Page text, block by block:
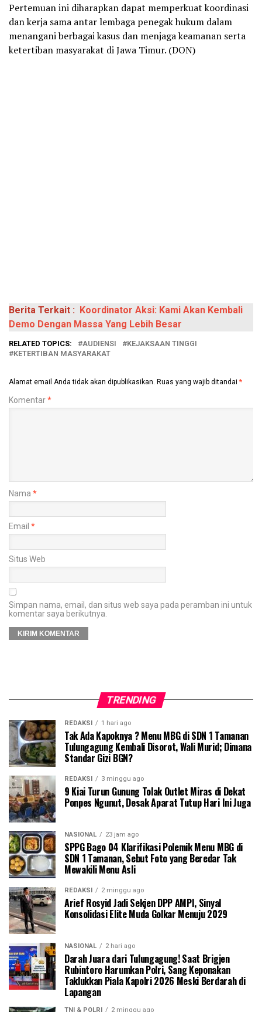
Pertemuan ini diharapkan dapat memperkuat koordinasi
dan kerja sama antar lembaga penegak hukum dalam
menangani berbagai kasus dan menjaga keamanan serta
ketertiban masyarakat di Jawa Timur. (DON)
Berita Terkait : Koordinator Aksi: Kami Akan Kembali
Demo Dengan Massa Yang Lebih Besar
RELATED TOPICS: AUDIENSI
KEJAKSAAN TINGGI
KETERTIBAN MASYARAKAT
Alamat email Anda tidak akan dipublikasikan. Ruas yang wajib ditandai *
Komentar*
Nama *
Email *
Situs Web
Simpan nama, email, dan situs web saya pada peramban ini untuk
komentar saya berikutnya.
TRENDING
REDAKSI 1 hari ago
Tak Ada Kapoknya ? Menu MBG di SDN 1 Tamanan
Tulungagung Kembali Disorot, Wali Murid; Dimana
Standar Gizi BGN?
REDAKSI 3 minggu ago
9 Kiai Turun Gunung Tolak Outlet Miras di Dekat
Ponpes Ngunut, Desak Aparat Tutup Hari Ini Juga
NASIONAL 23 jam ago
SPPG Bago 04 Klarifikasi Polemik Menu MBG di
SDN 1 Tamanan, Sebut Foto yang Beredar Tak
Mewakili Menu Asli
REDAKSI 2 minggu ago
Arief Rosyid Jadi Sekjen DPP AMPI, Sinyal
Konsolidasi Elite Muda Golkar Menuju 2029
NASIONAL 2 hari ago
Darah Juara dari Tulungagung! Saat Brigjen
Rubintoro Harumkan Polri, Sang Keponakan
Taklukkan Piala Kapolri 2026 Meski Berdarah di
Lapangan
TNI & POLRI 2 minggu ago